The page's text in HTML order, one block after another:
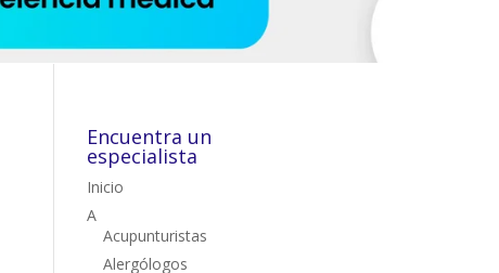
Encuentra un
especialista
Inicio
A
Acupunturistas
Alergólogos